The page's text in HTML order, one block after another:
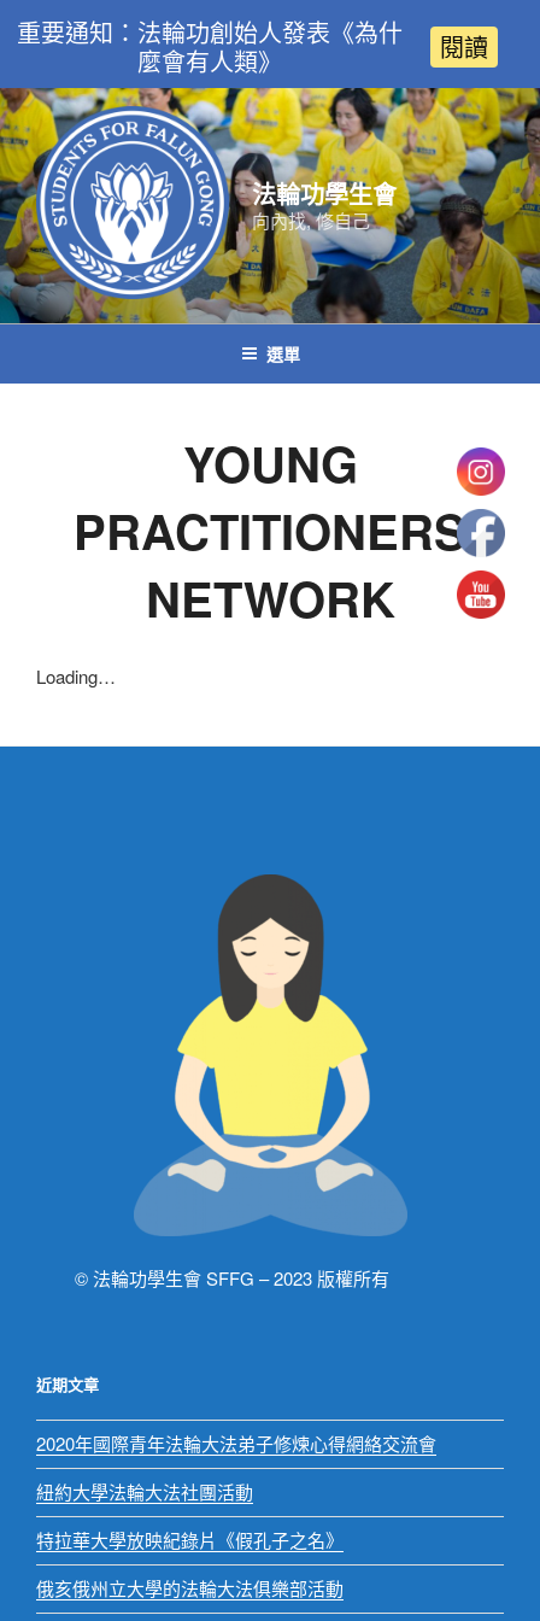
跳
至
主
要
內
容
法輪功學生會
向內找, 修自己
選單
YOUNG
PRACTITIONERS
NETWORK
Loading…
© 法輪功學生會 SFFG – 2023 版權所有
近期文章
2020年國際青年法輪大法弟子修煉心得網絡交流會
紐約大學法輪大法社團活動
特拉華大學放映紀錄片《假孔子之名》
俄亥俄州立大學的法輪大法俱樂部活動
重要通知：法輪功創始人發表《為什
麼會有人類》
閱讀